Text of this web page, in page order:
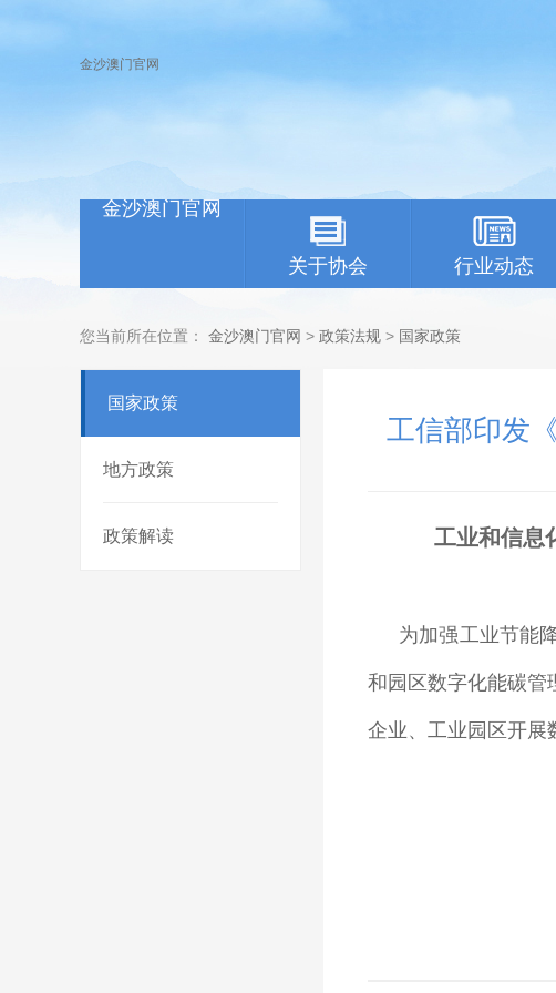
金沙澳门官网
金沙澳门官网
关于协会 行业动态
您当前所在位置： 金沙澳门官网 > 政策法规 > 国家政策
国家政策
地方政策
政策解读
工信部印发
工业和信息
为加强工业节能
和园区数字化能碳管
企业、工业园区开展